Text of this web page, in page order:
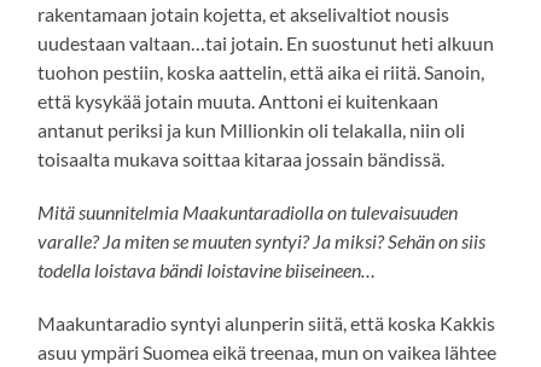
rakentamaan jotain kojetta, et akselivaltiot nousis
uudestaan valtaan…tai jotain. En suostunut heti alkuun
tuohon pestiin, koska aattelin, että aika ei riitä. Sanoin,
että kysykää jotain muuta. Anttoni ei kuitenkaan
antanut periksi ja kun Millionkin oli telakalla, niin oli
toisaalta mukava soittaa kitaraa jossain bändissä.
Mitä suunnitelmia Maakuntaradiolla on tulevaisuuden
varalle? Ja miten se muuten syntyi? Ja miksi? Sehän on siis
todella loistava bändi loistavine biiseineen…
Maakuntaradio syntyi alunperin siitä, että koska Kakkis
asuu ympäri Suomea eikä treenaa, mun on vaikea lähtee